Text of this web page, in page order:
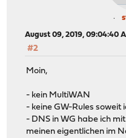
August 09, 2019, 09:04:40
#2
Moin,
- kein MultiWAN
- keine GW-Rules soweit
- DNS in WG habe ich
meinen eigentlichen im